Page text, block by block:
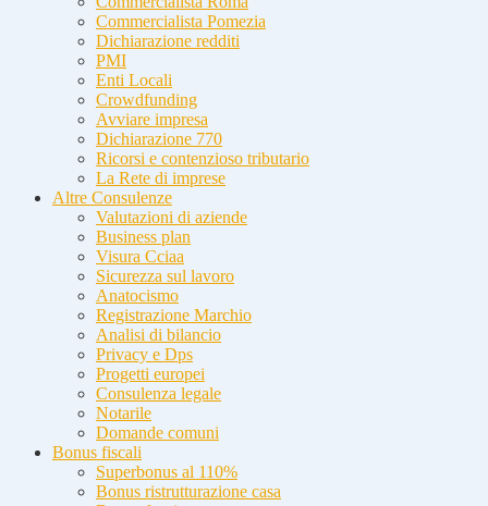
Commercialista Pomezia
Dichiarazione redditi
PMI
Enti Locali
Crowdfunding
Avviare impresa
Dichiarazione 770
Ricorsi e contenzioso tributario
La Rete di imprese
Altre Consulenze
Valutazioni di aziende
Business plan
Visura Cciaa
Sicurezza sul lavoro
Anatocismo
Registrazione Marchio
Analisi di bilancio
Privacy e Dps
Progetti europei
Consulenza legale
Notarile
Domande comuni
Bonus fiscali
Superbonus al 110%
Bonus ristrutturazione casa